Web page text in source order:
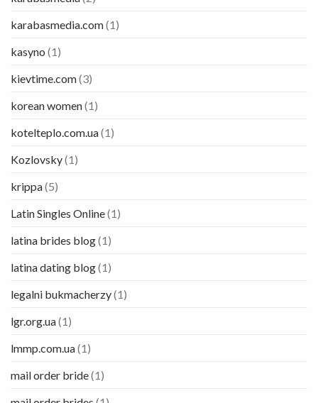
karabasmedia.com(1)
kasyno (1)
kievtime.com(3)
korean women(1)
kotelteplo.com.ua(1)
Kozlovsky(1)
krippa(5)
Latin Singles Online(1)
latina brides blog(1)
latina dating blog(1)
legalni bukmacherzy(1)
lgr.org.ua(1)
lmmp.com.ua(1)
mail order bride(1)